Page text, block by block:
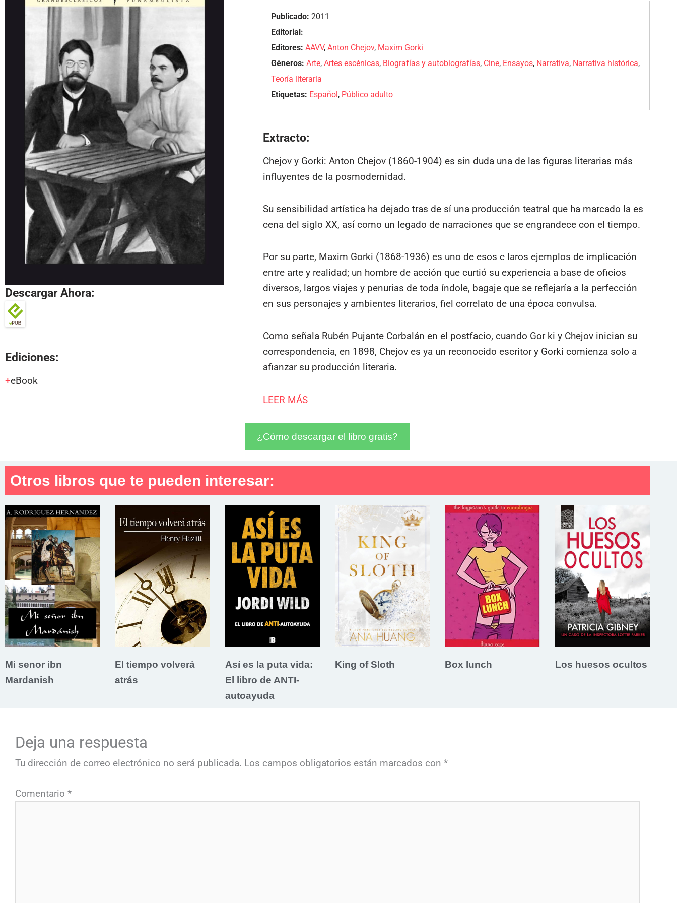
Descargar Ahora:
Ediciones:
eBook
Publicado: 2011
Editorial:
Editores: AAVV,Anton Chejov, Maxim Gorki
Géneros: Arte,Artes escénicas, Biografías y autobiografías, Cine, Ensayos, Narrativa, Narrativa histórica,
Teoría literaria
Etiquetas: Español, Público adulto
Extracto:
Chejov y Gorki: Anton Chejov (1860-1904) es sin duda una de las figuras literarias más
influyentes de la posmodernidad.
Su sensibilidad artística ha dejado tras de sí una producción teatral que ha marcado la es
cena del siglo XX, así como un legado de narraciones que se engrandece con el tiempo.
Por su parte, Maxim Gorki (1868-1936) es uno de esos c laros ejemplos de implicación
entre arte y realidad; un hombre de acción que curtió su experiencia a base de oficios
diversos, largos viajes y penurias de toda índole, bagaje que se reflejaría a la perfección
en sus personajes y ambientes literarios, fiel correlato de una época convulsa.
Como señala Rubén Pujante Corbalán en el postfacio, cuando Gor ki y Chejov inician su
correspondencia, en 1898, Chejov es ya un reconocido escritor y Gorki comienza solo a
afianzar su producción literaria.
LEER MÁS
¿Cómo descargar el libro gratis?
Otros libros que te pueden interesar:
Mi senor ibn
Mardanish
El tiempo volverá
atrás
Así es la puta vida:
El libro de ANTI-
autoayuda
King of Sloth Box lunch Los huesos ocultos
Deja una respuesta
Tu dirección de correo electrónico no será publicada. Los campos obligatorios están marcados con *
Comentario *